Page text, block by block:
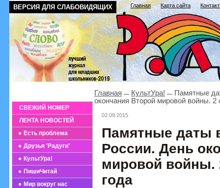
ВЕРСИЯ ДЛЯ СЛАБОВИДЯЩИХ Главная Карта сайта
СВЕЖИЙ НОМЕР
ЛЕНТА НОВОСТЕЙ
Есть проблема
Друзья 'Радуги'
КультУра!
ПишиЧитай
Мир вокруг нас
Главная КультУра!
Памятные
окончания Второй мировой войны. 2
02.09.2015
Памятные даты
России. День
мировой войны.
года